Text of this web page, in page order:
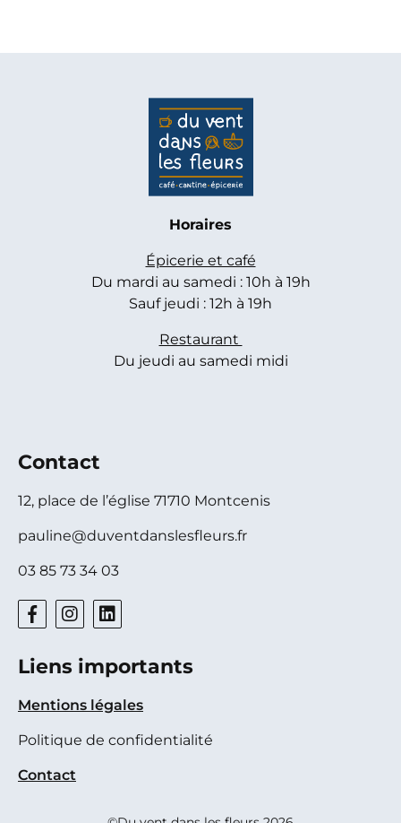
Horaires
Épicerie et café
Du mardi au samedi : 10h à 19h
Sauf jeudi : 12h à 19h
Restaurant
Du jeudi au samedi midi
Contact
12, place de l’église 71710 Montcenis
pauline@duventdanslesfleurs.fr
03 85 73 34 03
Liens importants
Mentions légales
Politique de confidentialité
Contact